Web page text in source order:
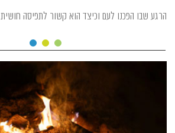
הרגע שבו הפכנו לעם וכיצד הוא קשור לתפיסה חושית